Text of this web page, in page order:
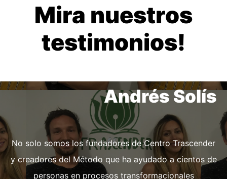
Mira nuestros
testimonios!
Andrés Solís
No solo somos los fundadores de Centro Trascender
y creadores del Método que ha ayudado a cientos de
personas en procesos transformacionales